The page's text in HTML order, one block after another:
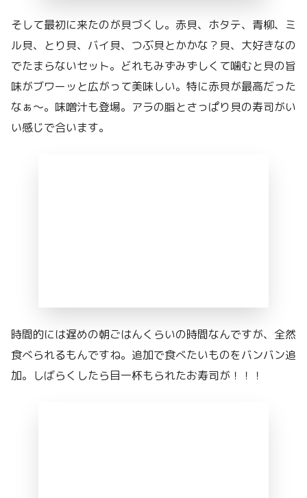
そして最初に来たのが貝づくし。赤貝、ホタテ、青柳、ミ
ル貝、とり貝、バイ貝、つぶ貝とかかな？貝、大好きなの
でたまらないセット。どれもみずみずしくて噛むと貝の旨
味がブワーッと広がって美味しい。特に赤貝が最高だった
なぁ〜。味噌汁も登場。アラの脂とさっぱり貝の寿司がい
い感じで合います。
時間的には遅めの朝ごはんくらいの時間なんですが、全然
食べられるもんですね。追加で食べたいものをバンバン追
加。しばらくしたら目一杯もられたお寿司が！！！